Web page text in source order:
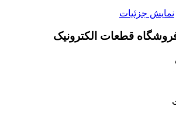
نمایش جزئیات
قطعات الکترونیک